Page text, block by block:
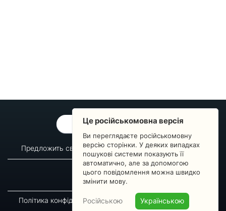
ОБРАТНАЯ СВЯЗЬ
Предложить свой вопрос Статистика изменений
О сервисе
Преподавателям
Новости
Пульс страны
Політика конфіденційності Угода підписника
Це російськомовна версія
Ви переглядаєте російськомовну
версію сторінки. У деяких випадках
пошукові системи показують її
автоматично, але за допомогою
цього повідомлення можна швидко
змінити мову.
Російською Українською